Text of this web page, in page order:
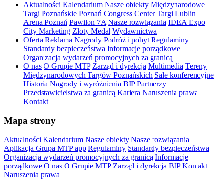
Aktualności Kalendarium Nasze obiekty Międzynarodowe
Targi Poznańskie Poznań Congress Center Targi Lublin
Arena Poznań Pawilon 7A Nasze rozwiązania IDEA Expo
City Marketing Złoty Medal Wydawnictwa
Oferta Reklama Nagrody Podróż i pobyt Regulaminy
Standardy bezpieczeństwa Informacje porządkowe
Organizacja wydarzeń promocyjnych za granicą
O nas O Grupie MTP Zarząd i dyrekcja Multimedia Tereny
Międzynarodowych Targów Poznańskich Sale konferencyjne
Historia Nagrody i wyróżnienia BIP Partnerzy
Przedstawicielstwa za granicą Kariera Naruszenia prawa
Kontakt
Mapa strony
Aktualności Kalendarium Nasze obiekty Nasze rozwiązania
Aplikacja Grupa MTP app Regulaminy Standardy bezpieczeństwa
Organizacja wydarzeń promocyjnych za granicą Informacje
porządkowe O nas O Grupie MTP Zarząd i dyrekcja BIP Kontakt
Naruszenia prawa